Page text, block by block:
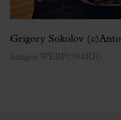
Grigory Sokolov
Imagen WEBP( 594KB )